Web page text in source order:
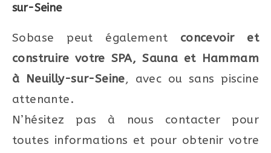
sur-Seine
Sobase peut également concevoir et
construire votre SPA, Sauna et Hammam
à Neuilly-sur-Seine, avec ou sans piscine
attenante.
N’hésitez pas à nous contacter pour
toutes informations et pour obtenir votre